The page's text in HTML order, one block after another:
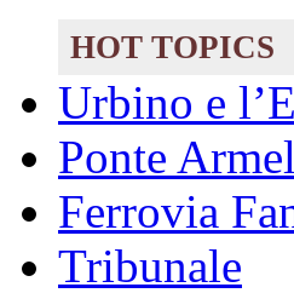
HOT TOPICS
Urbino e
Ponte
Ferrovia
Tribunale